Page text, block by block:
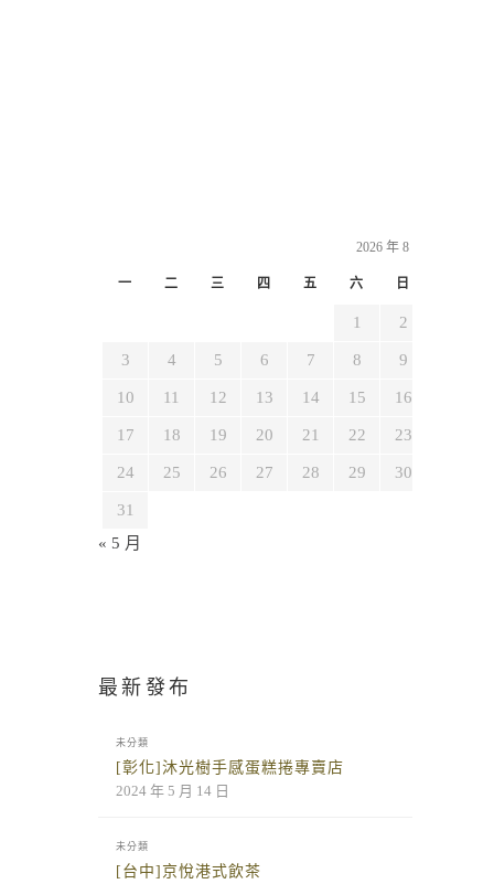
2026 年 8 月
一 二 三 四 五 六 日
1 2
3 4 5 6 7 8 9
10 11 12 13 14 15 16
17 18 19 20 21 22 23
24 25 26 27 28 29 30
31
« 5 月
最新發布
未分類
[彰化]沐光樹手感蛋糕捲專賣店
2024 年 5 月 14 日
未分類
[台中]京悅港式飲茶